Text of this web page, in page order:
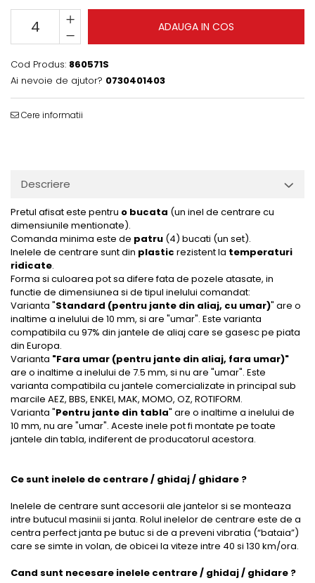
ADAUGA IN COS
Cod Produs: 860571S
Ai nevoie de ajutor? 0730401403
Cere informatii
Descriere
Pretul afisat este pentru o bucata (un inel de centrare cu
dimensiunile mentionate).
Comanda minima este de patru (4) bucati (un set).
Inelele de centrare sunt din plastic rezistent la temperaturi
ridicate.
Forma si culoarea pot sa difere fata de pozele atasate, in
functie de dimensiunea si de tipul inelului comandat:
Varianta "Standard (pentru jante din aliaj, cu umar)" are o
inaltime a inelului de 10 mm, si are "umar". Este varianta
compatibila cu 97% din jantele de aliaj care se gasesc pe piata
din Europa.
Varianta "Fara umar (pentru jante din aliaj, fara umar)"
are o inaltime a inelului de 7.5 mm, si nu are "umar". Este
varianta compatibila cu jantele comercializate in principal sub
marcile AEZ, BBS, ENKEI, MAK, MOMO, OZ, ROTIFORM.
Varianta "Pentru jante din tabla" are o inaltime a inelului de
10 mm, nu are "umar". Aceste inele pot fi montate pe toate
jantele din tabla, indiferent de producatorul acestora.
Ce sunt inelele de centrare / ghidaj / ghidare ?
Inelele de centrare sunt accesorii ale jantelor si se monteaza
intre butucul masinii si janta. Rolul inelelor de centrare este de a
centra perfect janta pe butuc si de a preveni vibratia (“bataia”)
care se simte in volan, de obicei la viteze intre 40 si 130 km/ora.
Cand sunt necesare inelele centrare / ghidaj / ghidare ?